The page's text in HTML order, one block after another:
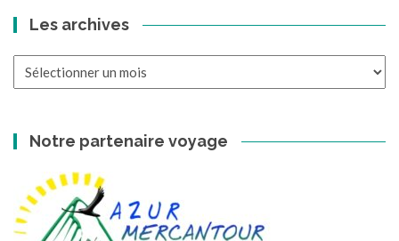
Les archives
Notre partenaire voyage